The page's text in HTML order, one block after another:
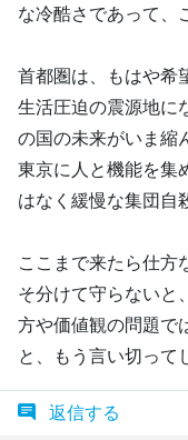
な冷酷さであって、
首都圏は、もはや希
生活圧迫の震源地に
の国の未来がいま縮
東京に人と機能を集
はなく緩慢な集団自
ここまで来たら仕方
そ分けて守らないと
方や価値観の問題で
と、もう言い切って
返信する